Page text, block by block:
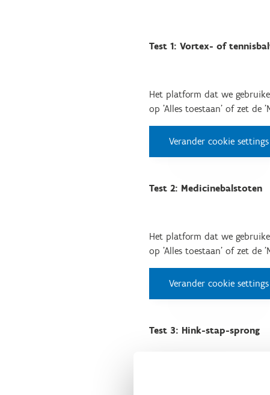
Test 1: Vortex- of
Het platform dat we
op 'Alles toestaan' of zet de
Verander cookie settings
Test 2: Medicinebalstoten
Het platform dat we
op 'Alles toestaan' of zet de
Verander cookie settings
Test 3: Hink-stap-sprong
Het platform dat we